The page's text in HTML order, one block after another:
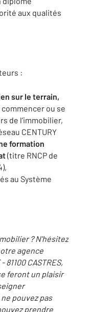
aux qualités
:
sur le terrain,
ou se
de l’immobilier,
CENTURY
formation
(titre RNCP de
au Système
? N'hésitez
agence
81100 CASTRES,
feront un plaisir
pouvez pas
prendre